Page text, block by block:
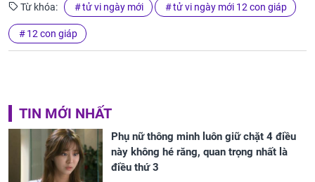
Từ khóa: tử vi ngày mới tử vi ngày mới 12 con giáp
12 con giáp
TIN MỚI NHẤT
Phụ nữ thông minh luôn giữ chặt 4 điều
này không hé răng, quan trọng nhất là
điều thứ 3